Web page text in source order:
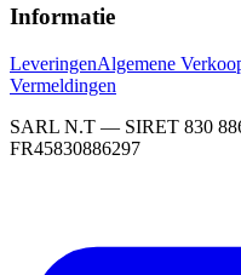
Informatie
LeveringenAlgemene
Vermeldingen
SARL N.T — SIRET 830
FR45830886297